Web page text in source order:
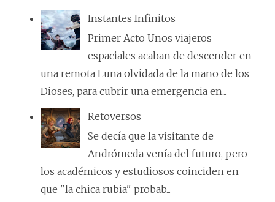
Instantes Infinitos
Primer Acto Unos viajeros
espaciales acaban de descender en
una remota Luna olvidada de la mano de los
Dioses, para cubrir una emergencia en...
Retoversos
Se decía que la visitante de
Andrómeda venía del futuro, pero
los académicos y estudiosos coinciden en
que "la chica rubia" probab...